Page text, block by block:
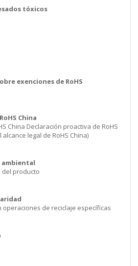
tóxicos
exenciones de RoHS
China
China Declaración proactiva de RoHS
legal de RoHS China)
ambiental
producto
operaciones de reciclaje específicas